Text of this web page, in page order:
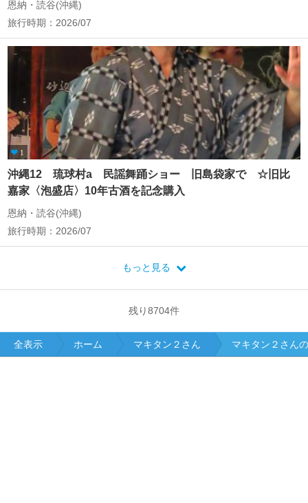
恩納・読谷(沖縄)
旅行時期：2026/07
1
沖縄12 琉球村a 民謡舞踊ショー 旧島袋家で ☆旧比
嘉家〈泡盛店〉10年古酒を記念購入
恩納・読谷(沖縄)
旅行時期：2026/07
もっと見る
残り8704件
全表示 ホーム マキタン２さん マキタン２さん